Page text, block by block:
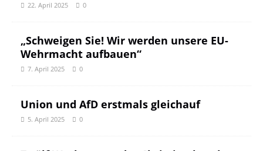
22. April 2025 0
„Schweigen Sie! Wir werden unsere EU-
Wehrmacht aufbauen“
7. April 2025 0
Union und AfD erstmals gleichauf
5. April 2025 0